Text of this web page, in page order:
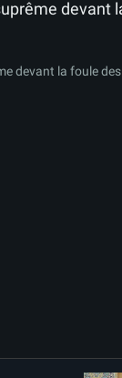
devant
devant la foule